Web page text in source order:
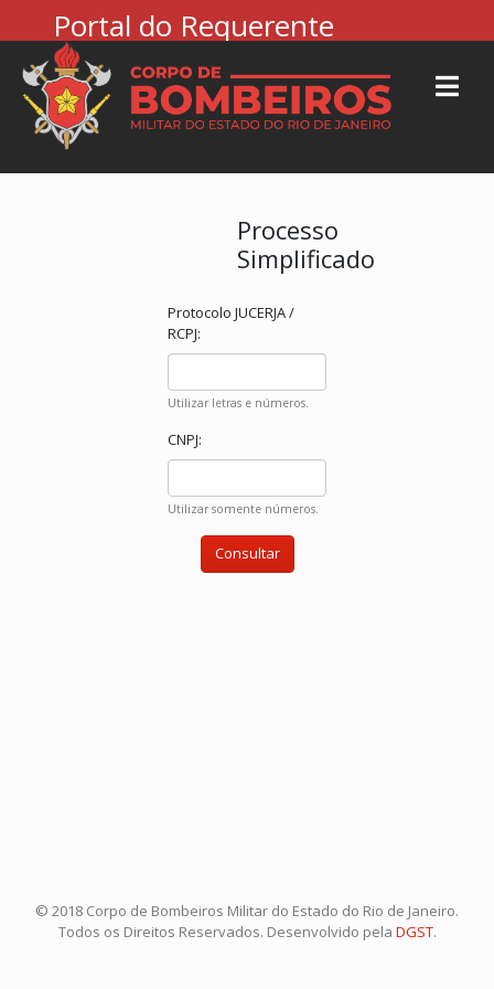
Portal do Requerente
Processo
Simplificado
Protocolo JUCERJA /
RCPJ:
Utilizar letras e números.
CNPJ:
Utilizar somente números.
© 2018 Corpo de Bombeiros Militar do Estado do Rio de Janeiro.
Todos os Direitos Reservados. Desenvolvido pela DGST.